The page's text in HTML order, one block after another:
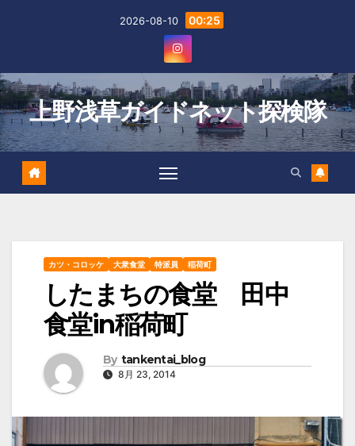
2026-08-10 00:25
上野浅草ガイドネット探検隊
カツ・コロッケ 大衆食堂 特派員 稲荷町
したまちの食堂 田中
食堂in稲荷町
By tankentai_blog
8月 23, 2014